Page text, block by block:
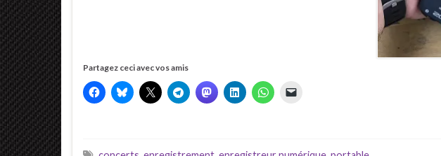
Partagez ceci avec vos amis